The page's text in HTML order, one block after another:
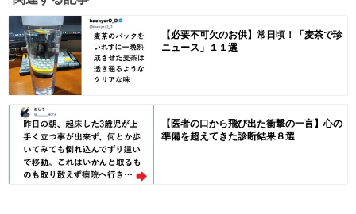
【必要不可欠のお供】常日頃！「麦茶で珍
ニュース」１１選
【医者の口から飛び出た衝撃の一言】心の
準備を超えてきた診断結果８選